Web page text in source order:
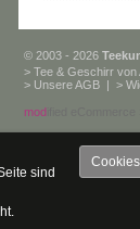
sind
© 2003 - 2026
> Tee & Geschirr von
> Unsere AGB | >
mod